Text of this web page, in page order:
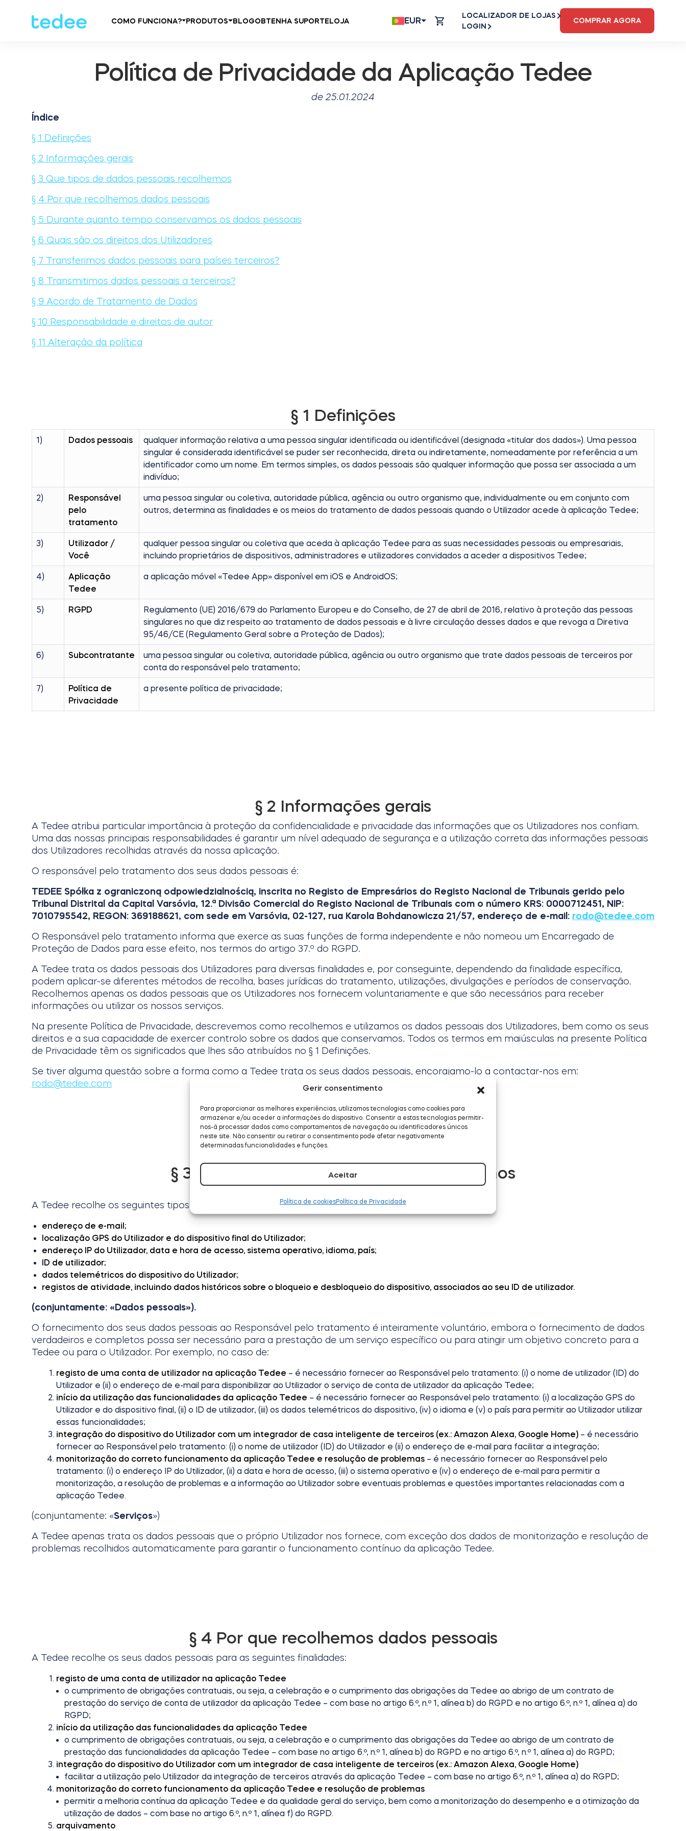
Gerir consentimento
Para proporcionar as melhores experiências, utilizamos tecnologias como cookies para
armazenar e/ou aceder a informações do dispositivo. Consentir a estas tecnologias permitir-
nos-á processar dados como comportamentos de navegação ou identificadores únicos
neste site. Não consentir ou retirar o consentimento pode afetar negativamente
determinadas funcionalidades e funções.
Aceitar
Política de cookiesPolítica de Privacidade
COMO FUNCIONA? PRODUTOS BLOGOBTENHA SUPORTELOJA EUR
LOCALIZADOR DE LOJAS
LOGIN
COMPRAR AGORA
Política de Privacidade da Aplicação Tedee
de 25.01.2024
Índice
§ 1 Definições
§ 2 Informações gerais
§ 3 Que tipos de dados pessoais recolhemos
§ 4 Por que recolhemos dados pessoais
§ 5 Durante quanto tempo conservamos os dados pessoais
§ 6 Quais são os direitos dos Utilizadores
§ 7 Transferimos dados pessoais para países terceiros?
§ 8 Transmitimos dados pessoais a terceiros?
§ 9 Acordo de Tratamento de Dados
§ 10 Responsabilidade e direitos de autor
§ 11 Alteração da política
§ 1 Definições
1) Dados pessoais
qualquer informação relativa a uma pessoa singular identificada ou identificável (designada «titular dos dados»). Uma pessoa
singular é considerada identificável se puder ser reconhecida, direta ou indiretamente, nomeadamente por referência a um
identificador como um nome. Em termos simples, os dados pessoais são qualquer informação que possa ser associada a um
indivíduo;
2)
Responsável
pelo
tratamento
uma pessoa singular ou coletiva, autoridade pública, agência ou outro organismo que, individualmente ou em conjunto com
outros, determina as finalidades e os meios do tratamento de dados pessoais quando o Utilizador acede à aplicação Tedee;
3)
Utilizador /
Você
qualquer pessoa singular ou coletiva que aceda à aplicação Tedee para as suas necessidades pessoais ou empresariais,
incluindo proprietários de dispositivos, administradores e utilizadores convidados a aceder a dispositivos Tedee;
4)
Aplicação
Tedee
a aplicação móvel «Tedee App» disponível em iOS e AndroidOS;
5) RGPD
Regulamento (UE) 2016/679 do Parlamento Europeu e do Conselho, de 27 de abril de 2016, relativo à proteção das pessoas
singulares no que diz respeito ao tratamento de dados pessoais e à livre circulação desses dados e que revoga a Diretiva
95/46/CE (Regulamento Geral sobre a Proteção de Dados);
6) Subcontratante
uma pessoa singular ou coletiva, autoridade pública, agência ou outro organismo que trate dados pessoais de terceiros por
conta do responsável pelo tratamento;
7)
Política de
Privacidade
a presente política de privacidade;
§ 2 Informações gerais
A Tedee atribui particular importância à proteção da confidencialidade e privacidade das informações que os Utilizadores nos confiam.
Uma das nossas principais responsabilidades é garantir um nível adequado de segurança e a utilização correta das informações pessoais
dos Utilizadores recolhidas através da nossa aplicação.
O responsável pelo tratamento dos seus dados pessoais é:
TEDEE Spółka z ograniczoną odpowiedzialnością, inscrita no Registo de Empresários do Registo Nacional de Tribunais gerido pelo
Tribunal Distrital da Capital Varsóvia, 12.ª Divisão Comercial do Registo Nacional de Tribunais com o número KRS: 0000712451, NIP:
7010795542, REGON: 369188621, com sede em Varsóvia, 02-127, rua Karola Bohdanowicza 21/57, endereço de e-mail: rodo@tedee.com
O Responsável pelo tratamento informa que exerce as suas funções de forma independente e não nomeou um Encarregado de
Proteção de Dados para esse efeito, nos termos do artigo 37.º do RGPD.
A Tedee trata os dados pessoais dos Utilizadores para diversas finalidades e, por conseguinte, dependendo da finalidade específica,
podem aplicar-se diferentes métodos de recolha, bases jurídicas do tratamento, utilizações, divulgações e períodos de conservação.
Recolhemos apenas os dados pessoais que os Utilizadores nos fornecem voluntariamente e que são necessários para receber
informações ou utilizar os nossos serviços.
Na presente Política de Privacidade, descrevemos como recolhemos e utilizamos os dados pessoais dos Utilizadores, bem como os seus
direitos e a sua capacidade de exercer controlo sobre os dados que conservamos. Todos os termos em maiúsculas na presente Política
de Privacidade têm os significados que lhes são atribuídos no § 1 Definições.
Se tiver alguma questão sobre a forma como a Tedee trata os seus dados pessoais, encorajamo-lo a contactar-nos em:
rodo@tedee.com
§ 3 Que tipos de dados pessoais recolhemos
A Tedee recolhe os seguintes tipos de dados pessoais do Utilizador:
endereço de e-mail;
localização GPS do Utilizador e do dispositivo final do Utilizador;
endereço IP do Utilizador, data e hora de acesso, sistema operativo, idioma, país;
ID de utilizador;
dados telemétricos do dispositivo do Utilizador;
registos de atividade, incluindo dados históricos sobre o bloqueio e desbloqueio do dispositivo, associados ao seu ID de utilizador.
(conjuntamente: «Dados pessoais»).
O fornecimento dos seus dados pessoais ao Responsável pelo tratamento é inteiramente voluntário, embora o fornecimento de dados
verdadeiros e completos possa ser necessário para a prestação de um serviço específico ou para atingir um objetivo concreto para a
Tedee ou para o Utilizador. Por exemplo, no caso de:
registo de uma conta de utilizador na aplicação Tedee – é necessário fornecer ao Responsável pelo tratamento: (i) o nome de utilizador (ID) do
Utilizador e (ii) o endereço de e-mail para disponibilizar ao Utilizador o serviço de conta de utilizador da aplicação Tedee;
início da utilização das funcionalidades da aplicação Tedee – é necessário fornecer ao Responsável pelo tratamento: (i) a localização GPS do
Utilizador e do dispositivo final, (ii) o ID de utilizador, (iii) os dados telemétricos do dispositivo, (iv) o idioma e (v) o país para permitir ao Utilizador utilizar
essas funcionalidades;
integração do dispositivo do Utilizador com um integrador de casa inteligente de terceiros (ex.: Amazon Alexa, Google Home) – é necessário
fornecer ao Responsável pelo tratamento: (i) o nome de utilizador (ID) do Utilizador e (ii) o endereço de e-mail para facilitar a integração;
monitorização do correto funcionamento da aplicação Tedee e resolução de problemas – é necessário fornecer ao Responsável pelo
tratamento: (i) o endereço IP do Utilizador, (ii) a data e hora de acesso, (iii) o sistema operativo e (iv) o endereço de e-mail para permitir a
monitorização, a resolução de problemas e a informação ao Utilizador sobre eventuais problemas e questões importantes relacionadas com a
aplicação Tedee.
(conjuntamente: «Serviços»)
A Tedee apenas trata os dados pessoais que o próprio Utilizador nos fornece, com exceção dos dados de monitorização e resolução de
problemas recolhidos automaticamente para garantir o funcionamento contínuo da aplicação Tedee.
§ 4 Por que recolhemos dados pessoais
A Tedee recolhe os seus dados pessoais para as seguintes finalidades:
registo de uma conta de utilizador na aplicação Tedee
o cumprimento de obrigações contratuais, ou seja, a celebração e o cumprimento das obrigações da Tedee ao abrigo de um contrato de
prestação do serviço de conta de utilizador da aplicação Tedee – com base no artigo 6.º, n.º 1, alínea b) do RGPD e no artigo 6.º, n.º 1, alínea a) do
RGPD;
início da utilização das funcionalidades da aplicação Tedee
o cumprimento de obrigações contratuais, ou seja, a celebração e o cumprimento das obrigações da Tedee ao abrigo de um contrato de
prestação das funcionalidades da aplicação Tedee – com base no artigo 6.º, n.º 1, alínea b) do RGPD e no artigo 6.º, n.º 1, alínea a) do RGPD;
integração do dispositivo do Utilizador com um integrador de casa inteligente de terceiros (ex.: Amazon Alexa, Google Home)
facilitar a utilização pelo Utilizador da integração de terceiros através da aplicação Tedee – com base no artigo 6.º, n.º 1, alínea a) do RGPD;
monitorização do correto funcionamento da aplicação Tedee e resolução de problemas
permitir a melhoria contínua da aplicação Tedee e da qualidade geral do serviço, bem como a monitorização do desempenho e a otimização da
utilização de dados – com base no artigo 6.º, n.º 1, alínea f) do RGPD.
arquivamento